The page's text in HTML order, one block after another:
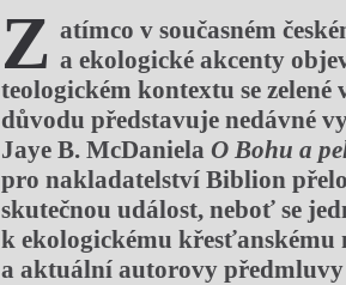
Z atímco v současném
a ekologické akcenty
teologickém kontextu se
důvodu představuje nedávné
Jaye B. McDanielaO Bohu a
pro nakladatelství Biblion
skutečnou událost, neboť se
k ekologickému
a aktuální autorovy předmluvy